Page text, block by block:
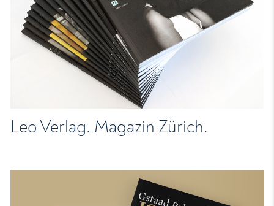
Leo Verlag. Magazin Zürich.